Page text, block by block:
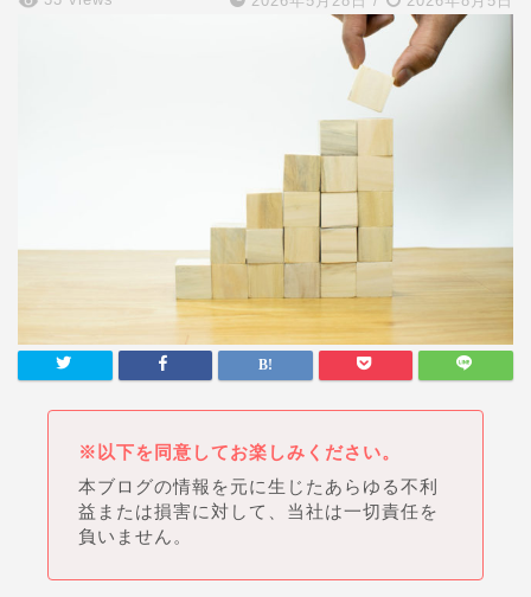
※以下を同意してお楽しみください。
本ブログの情報を元に生じたあらゆる不利
益または損害に対して、当社は一切責任を
負いません。